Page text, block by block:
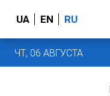
UA EN RU
ЧТ, 06 АВГУСТА